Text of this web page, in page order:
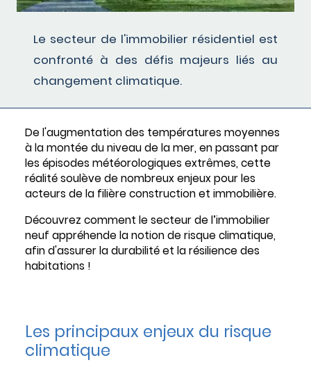
Le secteur de l'immobilier résidentiel est
confronté à des défis majeurs liés au
changement climatique.
De l'augmentation des températures moyennes
à la montée du niveau de la mer, en passant par
les épisodes météorologiques extrêmes, cette
réalité soulève de nombreux enjeux pour les
acteurs de la filière construction et immobilière.
Découvrez comment le secteur de l’immobilier
neuf appréhende la notion de risque climatique,
afin d'assurer la durabilité et la résilience des
habitations !
Les principaux enjeux du risque
climatique